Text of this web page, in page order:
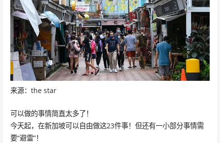
来源：the star
可以做的事情简直太多了！
今天起，在新加坡可以自由做这23件事！但还有一小部分事情需
要“避雷”！